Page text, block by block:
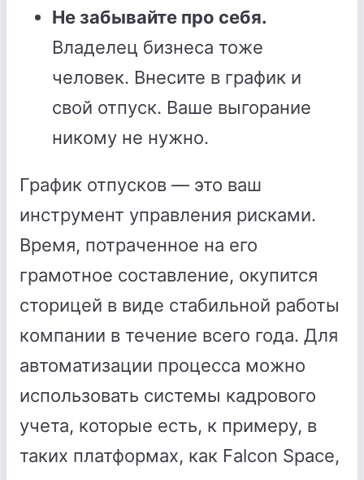
Не забывайте про себя.
Владелец бизнеса тоже
человек. Внесите в график и
свой отпуск. Ваше выгорание
никому не нужно.
График отпусков — это ваш
инструмент управления рисками.
Время, потраченное на его
грамотное составление, окупится
сторицей в виде стабильной работы
компании в течение всего года. Для
автоматизации процесса можно
использовать системы кадрового
учета, которые есть, к примеру, в
таких платформах, как Falcon Space,